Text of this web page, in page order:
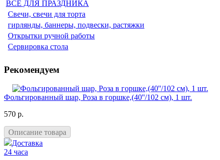
ВСЁ ДЛЯ ПРАЗДНИКА
Свечи, свечи для торта
гирлянды, баннеры, подвески, растяжки
Открытки ручной работы
Сервировка стола
Рекомендуем
Фольгированный шар, Роза в горшке,(40''/102 см), 1 шт.
570 р.
Описание товара
Доставка
24 часа